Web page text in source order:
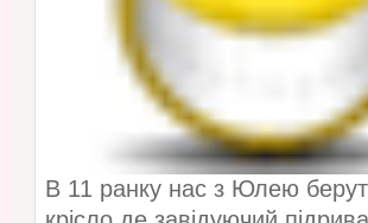
В 11 ранку нас з Юлею